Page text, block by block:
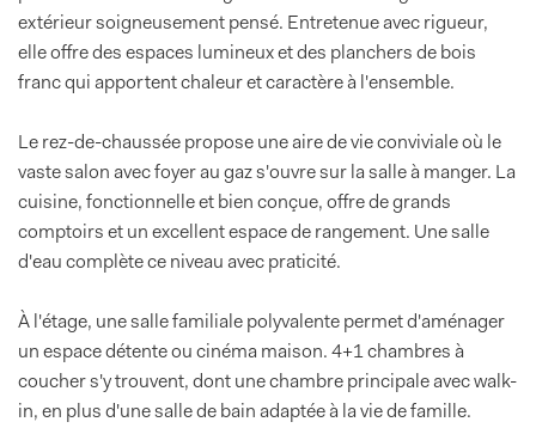
extérieur soigneusement pensé. Entretenue avec rigueur,
elle offre des espaces lumineux et des planchers de bois
franc qui apportent chaleur et caractère à l'ensemble.
Le rez-de-chaussée propose une aire de vie conviviale où le
vaste salon avec foyer au gaz s'ouvre sur la salle à manger. La
cuisine, fonctionnelle et bien conçue, offre de grands
comptoirs et un excellent espace de rangement. Une salle
d'eau complète ce niveau avec praticité.
À l'étage, une salle familiale polyvalente permet d'aménager
un espace détente ou cinéma maison. 4+1 chambres à
coucher s'y trouvent, dont une chambre principale avec walk-
in, en plus d'une salle de bain adaptée à la vie de famille.